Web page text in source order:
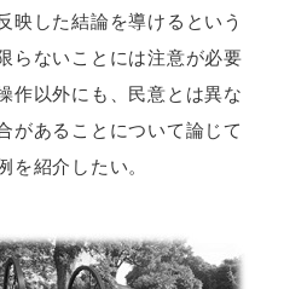
映した結論を導けるという
らないことには注意が必要
作以外にも、民意とは異な
があることについて論じて
を紹介したい。